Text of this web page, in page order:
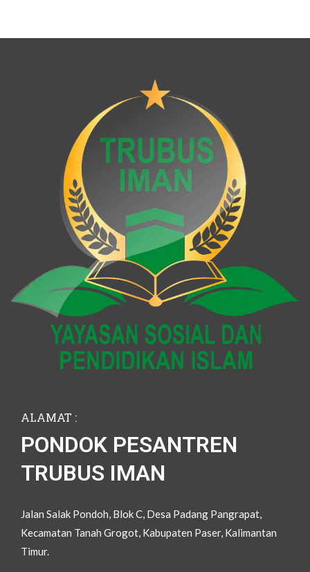
ALAMAT :
PONDOK PESANTREN
TRUBUS IMAN
Jalan Salak Pondoh, Blok C, Desa Padang Pangrapat,
Kecamatan Tanah Grogot, Kabupaten Paser, Kalimantan
Timur.